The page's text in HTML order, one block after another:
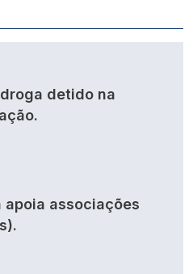
detido na
apoia associações